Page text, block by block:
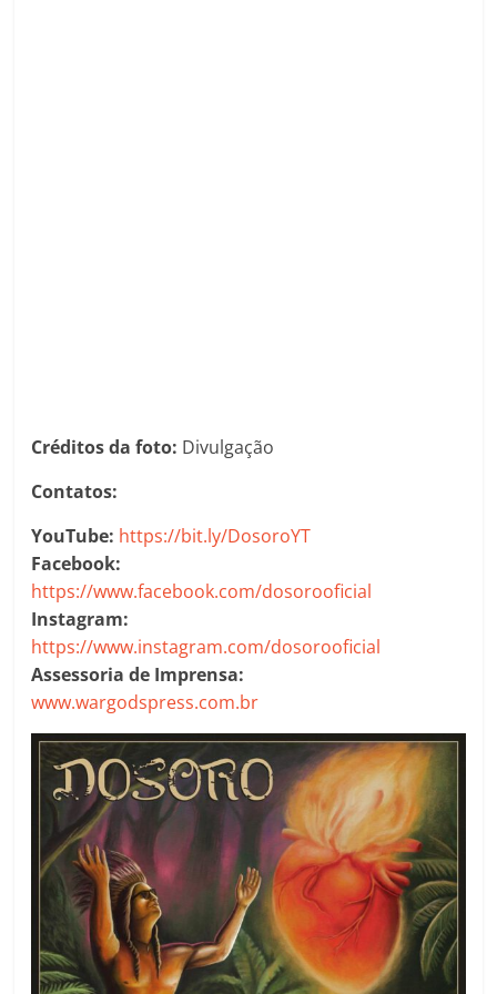
Créditos da foto: Divulgação
Contatos:
YouTube: https://bit.ly/DosoroYT
Facebook:
https://www.facebook.com/dosorooficial
Instagram:
https://www.instagram.com/dosorooficial
Assessoria de Imprensa:
www.wargodspress.com.br